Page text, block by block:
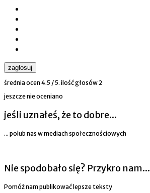
zagłosuj
średnia ocen4.5 / 5. ilość głosów2
jeszcze nie oceniano
jeśli uznałeś, że to dobre...
... polub nas w mediach społecznościowych
Nie spodobało się? Przykro nam...
Pomóż nam publikować lepsze teksty